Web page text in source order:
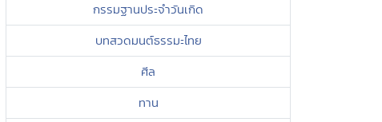
กรรมฐานประจำวันเกิด
บทสวดมนต์ธรรมะไทย
ศีล
ทาน